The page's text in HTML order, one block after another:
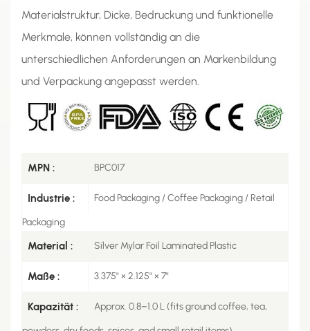
Materialstruktur, Dicke, Bedruckung und funktionelle
Merkmale, können vollständig an die
unterschiedlichen Anforderungen an Markenbildung
und Verpackung angepasst werden.
MPN : BPC017
Industrie : Food Packaging / Coffee Packaging / Retail
Packaging
Material : Silver Mylar Foil Laminated Plastic
Maße : 3.375" × 2.125" × 7"
Kapazität : Approx. 0.8–1.0 L (fits ground coffee, tea,